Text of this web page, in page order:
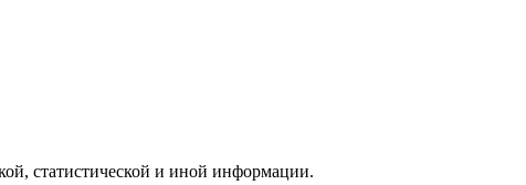
статистической и иной информации.